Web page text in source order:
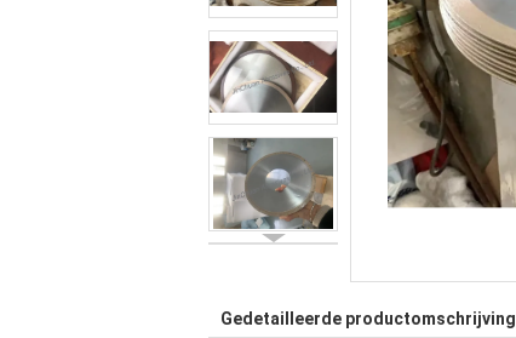
Gedetailleerde productomschrijving